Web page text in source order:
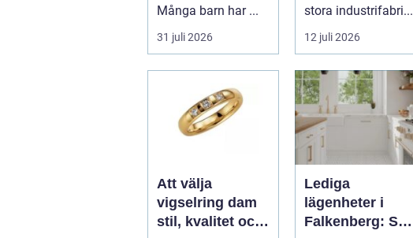
Många barn har ...
31 juli 2026
stora industrifabri...
12 juli 2026
Att välja
vigselring dam
stil, kvalitet och
Lediga
lägenheter i
Falkenberg: Så